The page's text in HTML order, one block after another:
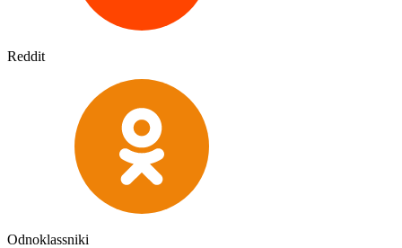
Reddit
Odnoklassniki